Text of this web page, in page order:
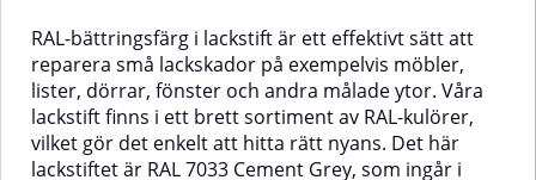
och ingår i RAL-systemets
kategori grå nyanser.✅ Fördelar
med Akrylspray RAL 7033Mycket
bra färgmatchning på ytor
målade i RAL 7033Hållbar färg
och hållbar glansRepfri och
slitstarkUtmärkt vertikal
utomhusmiljöerUtmärkt fäste på
flera underlag: trä, metall, sten
och hård plastGer en jämn och
snygg
ytaAnvändningsområdeFärgen
passar för målning
av:TräytorMetallStenHårda
RAL-bättringsfärg i lackstift är ett effektivt sätt att
reparera små lackskador på exempelvis möbler,
lister, dörrar, fönster och andra målade ytor. Våra
lackstift finns i ett brett sortiment av RAL-kulörer,
vilket gör det enkelt att hitta rätt nyans. Det här
lackstiftet är RAL 7033 Cement Grey, som ingår i